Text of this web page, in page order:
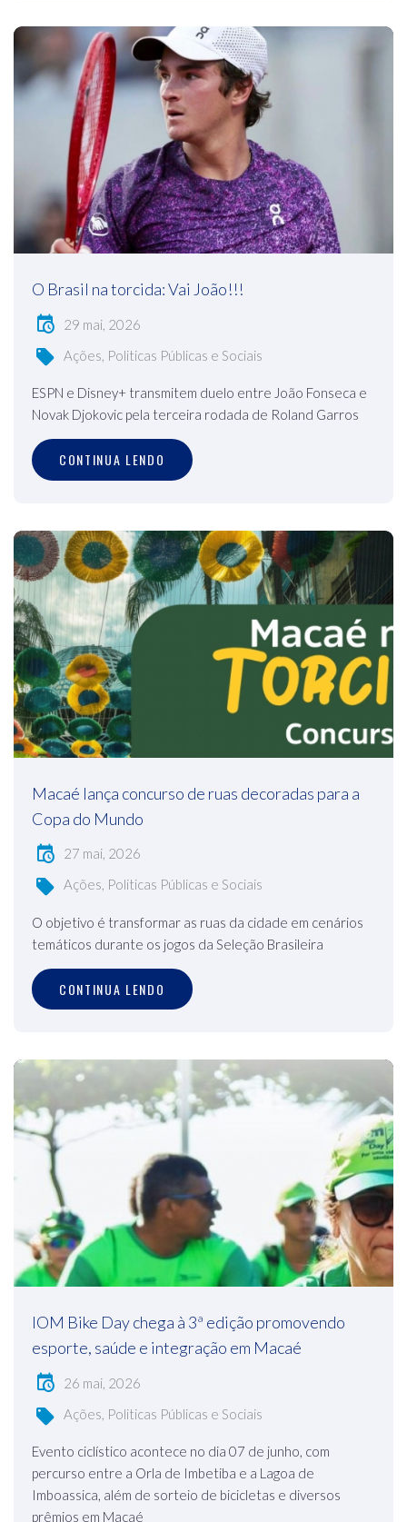
O Brasil na torcida: Vai João!!!
29 mai, 2026
Ações, Politicas Públicas e Sociais
ESPN e Disney+ transmitem duelo entre João Fonseca e
Novak Djokovic pela terceira rodada de Roland Garros
CONTINUA LENDO
Macaé lança concurso de ruas decoradas para a
Copa do Mundo
27 mai, 2026
Ações, Politicas Públicas e Sociais
O objetivo é transformar as ruas da cidade em cenários
temáticos durante os jogos da Seleção Brasileira
CONTINUA LENDO
IOM Bike Day chega à 3ª edição promovendo
esporte, saúde e integração em Macaé
26 mai, 2026
Ações, Politicas Públicas e Sociais
Evento ciclístico acontece no dia 07 de junho, com
percurso entre a Orla de Imbetiba e a Lagoa de
Imboassica, além de sorteio de bicicletas e diversos
prêmios em Macaé